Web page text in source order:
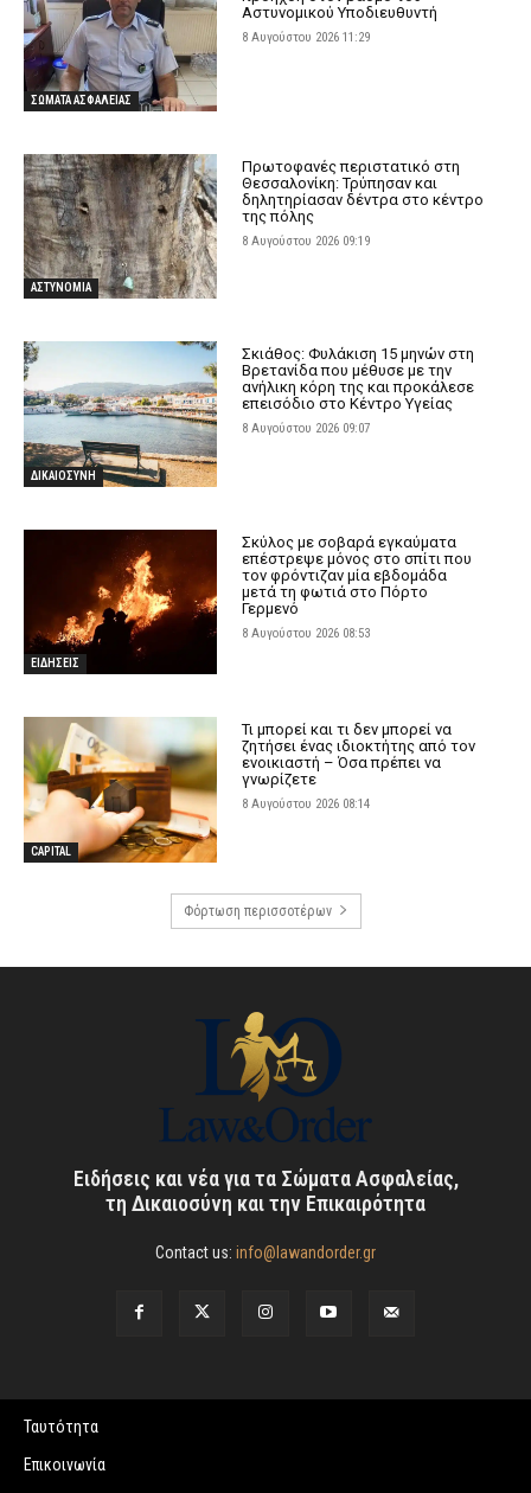
ΣΩΜΑΤΑ ΑΣΦΑΛΕΙΑΣ
Αστυνομικού Υποδιευθυντή
8 Αυγούστου 2026 11:29
ΑΣΤΥΝΟΜΙΑ
Πρωτοφανές περιστατικό στη
Θεσσαλονίκη: Τρύπησαν και
δηλητηρίασαν δέντρα στο κέντρο
της πόλης
8 Αυγούστου 2026 09:19
ΔΙΚΑΙΟΣΥΝΗ
Σκιάθος: Φυλάκιση 15 μηνών στη
Βρετανίδα που μέθυσε με την
ανήλικη κόρη της και προκάλεσε
επεισόδιο στο Κέντρο Υγείας
8 Αυγούστου 2026 09:07
ΕΙΔΗΣΕΙΣ
Σκύλος με σοβαρά εγκαύματα
επέστρεψε μόνος στο σπίτι που
τον φρόντιζαν μία εβδομάδα
μετά τη φωτιά στο Πόρτο
Γερμενό
8 Αυγούστου 2026 08:53
CAPITAL
Τι μπορεί και τι δεν μπορεί να
ζητήσει ένας ιδιοκτήτης από τον
ενοικιαστή – Όσα πρέπει να
γνωρίζετε
8 Αυγούστου 2026 08:14
Φόρτωση περισσοτέρων
Ειδήσεις και νέα για τα Σώματα Ασφαλείας,
τη Δικαιοσύνη και την Επικαιρότητα
Contact us: info@lawandorder.gr
Ταυτότητα
Επικοινωνία